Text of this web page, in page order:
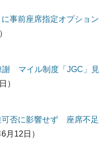
事前座席指定オプション
謝 マイル制度「JGC」見
）
可否に影響せず 座席不足
6月12日）